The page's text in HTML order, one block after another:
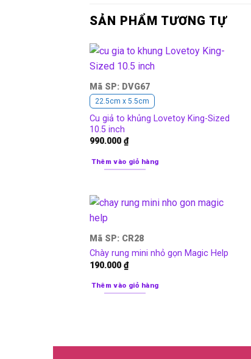
SẢN PHẨM TƯƠNG TỰ
Mã SP: DVG67
22.5cm x 5.5cm
Cu giả to khủng Lovetoy King-Sized
10.5 inch
990.000 ₫
Thêm vào giỏ hàng
Mã SP: CR28
Chày rung mini nhỏ gọn Magic Help
190.000 ₫
Thêm vào giỏ hàng